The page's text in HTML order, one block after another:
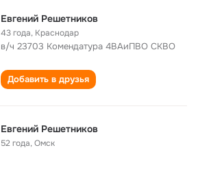
Евгений Решетников
43 года, Краснодар
в/ч 23703 Комендатура 4ВАиПВО СКВО
Добавить в друзья
Евгений Решетников
52 года,Омск